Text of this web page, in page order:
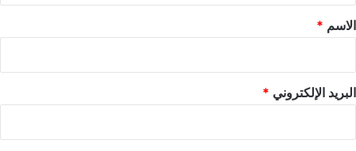
*
الاسم *
البريد الإلكتروني *